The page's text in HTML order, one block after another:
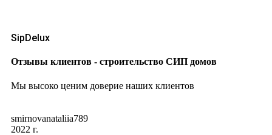
SipDelux
Отзывы клиентов - строительство СИП домов
Мы высоко ценим доверие наших клиентов
smirnovanataliia789
2022 г.